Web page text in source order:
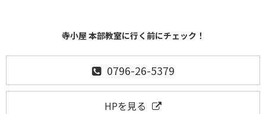
寺小屋 本部教室に行く前にチェック！
0796-26-5379
HPを見る